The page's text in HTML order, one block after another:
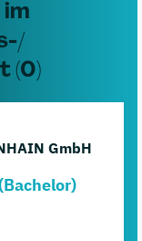
(0)
GmbH